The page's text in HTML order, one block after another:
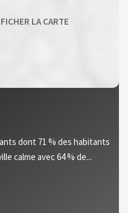
dont 71 % des habitants
calme avec 64 % de...